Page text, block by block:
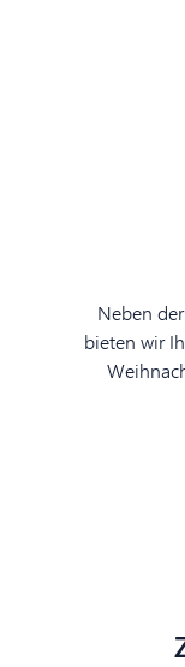
Neben
bieten wir